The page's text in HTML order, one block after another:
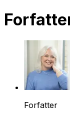
Forfatter